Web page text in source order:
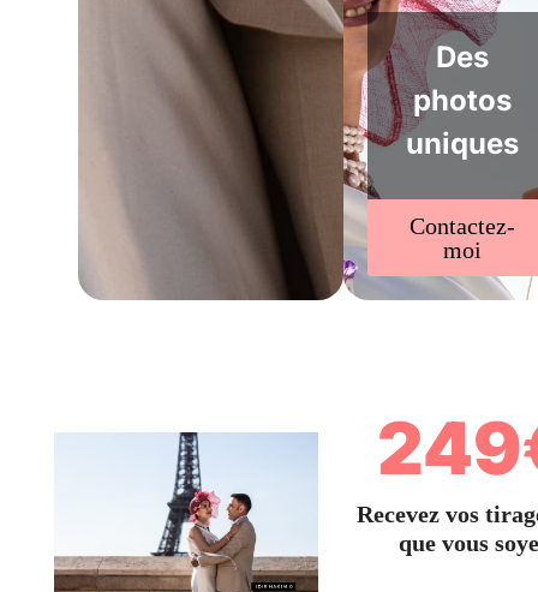
Des
photos
uniques
Contactez-
moi
Recevez vos
que vous